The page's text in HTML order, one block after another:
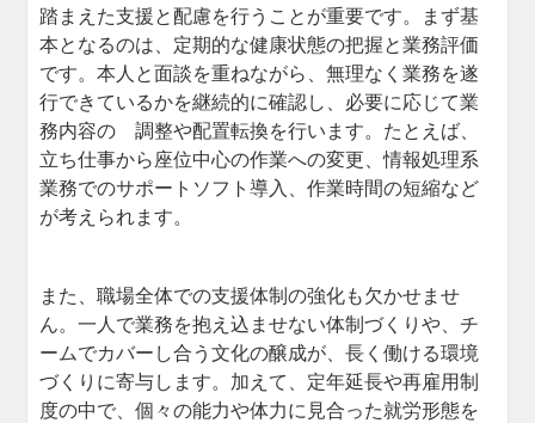
踏まえた支援と配慮を行うことが重要です。まず基
本となるのは、定期的な健康状態の把握と業務評価
です。本人と面談を重ねながら、無理なく業務を遂
行できているかを継続的に確認し、必要に応じて業
務内容の 調整や配置転換を行います。たとえば、
立ち仕事から座位中心の作業への変更、情報処理系
業務でのサポートソフト導入、作業時間の短縮など
が考えられます。
また、職場全体での支援体制の強化も欠かせませ
ん。一人で業務を抱え込ませない体制づくりや、チ
ームでカバーし合う文化の醸成が、長く働ける環境
づくりに寄与します。加えて、定年延長や再雇用制
度の中で、個々の能力や体力に見合った就労形態を